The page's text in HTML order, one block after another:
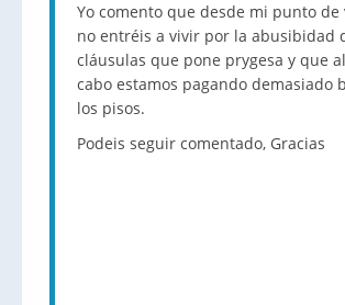
Yo comento que desde mi punto de
no entréis a vivir por la abusibidad
cláusulas que pone prygesa y que
cabo estamos pagando demasiado
los pisos.
Podeis seguir comentado, Gracias